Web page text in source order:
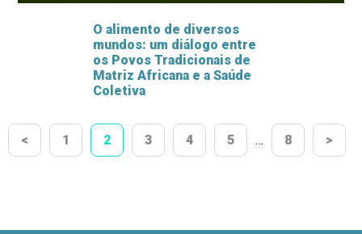
O alimento de diversos
mundos: um diálogo entre
os Povos Tradicionais de
Matriz Africana e a Saúde
Coletiva
< 1 2 3 4 5 … 8 >